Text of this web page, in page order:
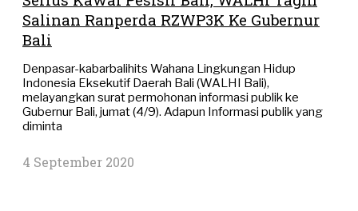
Salinan Ranperda RZWP3K Ke Gubernur
Bali
Denpasar-kabarbalihits Wahana Lingkungan Hidup
Indonesia Eksekutif Daerah Bali (WALHI Bali),
melayangkan surat permohonan informasi publik ke
Gubernur Bali, jumat (4/9). Adapun Informasi publik yang
diminta
4 September 2020